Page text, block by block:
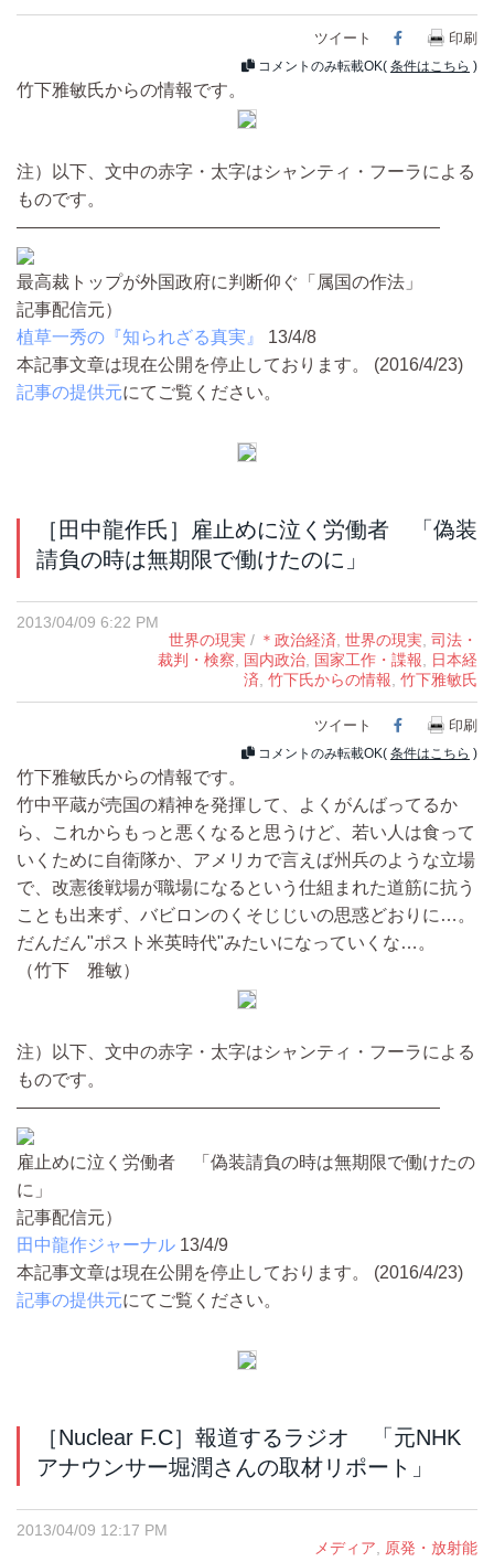
ツイート Facebook
印刷
コメントのみ転載OK( 条件はこちら )
竹下雅敏氏からの情報です。
注）以下、文中の赤字・太字はシャンティ・フーラによる
ものです。
————————————————————————
最高裁トップが外国政府に判断仰ぐ「属国の作法」
記事配信元）
植草一秀の『知られざる真実』
13/4/8
本記事文章は現在公開を停止しております。 (2016/4/23)
記事の提供元にてご覧ください。
［田中龍作氏］雇止めに泣く労働者 「偽装
請負の時は無期限で働けたのに」
2013/04/09 6:22 PM
世界の現実 / ＊政治経済 世界の現実 司法・
裁判・検察
国内政治 国家工作・諜報
日本経
済 竹下氏からの情報 竹下雅敏氏
ツイート Facebook
印刷
コメントのみ転載OK( 条件はこちら )
竹下雅敏氏からの情報です。
竹中平蔵が売国の精神を発揮して、よくがんばってるか
ら、これからもっと悪くなると思うけど、若い人は食って
いくために自衛隊か、アメリカで言えば州兵のような立場
で、改憲後戦場が職場になるという仕組まれた道筋に抗う
ことも出来ず、バビロンのくそじじいの思惑どおりに…。
だんだん"ポスト米英時代"みたいになっていくな…。
（竹下 雅敏）
注）以下、文中の赤字・太字はシャンティ・フーラによる
ものです。
————————————————————————
雇止めに泣く労働者 「偽装請負の時は無期限で働けたの
に」
記事配信元）
田中龍作ジャーナル 13/4/9
本記事文章は現在公開を停止しております。 (2016/4/23)
記事の提供元にてご覧ください。
［Nuclear F.C］報道するラジオ 「元NHK
アナウンサー堀潤さんの取材リポート」
2013/04/09 12:17 PM
メディア
原発・放射能